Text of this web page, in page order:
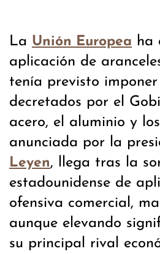
La Unión Europea ha
aplicación de
tenía previsto
decretados por el
acero, el aluminio y
anunciada por la
Leyen, llega tras la
estadounidense de
ofensiva comercial,
aunque elevando
su principal rival